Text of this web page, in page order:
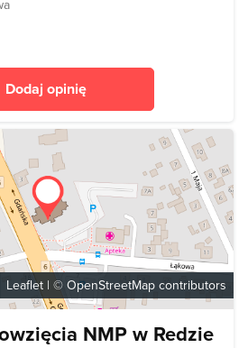
Dodaj opinię
Leaflet | © OpenStreetMap contributors
NMP w Redzie